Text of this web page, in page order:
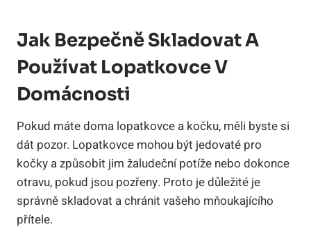
Jak Bezpečně Skladovat A
Používat Lopatkovce V
Domácnosti
Pokud máte doma lopatkovce a kočku, měli byste si
dát pozor. Lopatkovce mohou být jedovaté pro
kočky a způsobit jim žaludeční potíže nebo dokonce
otravu, pokud jsou pozřeny. Proto je důležité je
správně skladovat a chránit vašeho mňoukajícího
přítele.